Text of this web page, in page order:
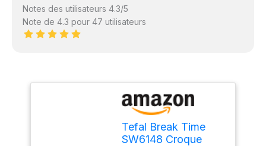
Notes des utilisateurs 4.3/5
Note de 4.3 pour 47 utilisateurs
Tefal Break Time
SW6148 Croque